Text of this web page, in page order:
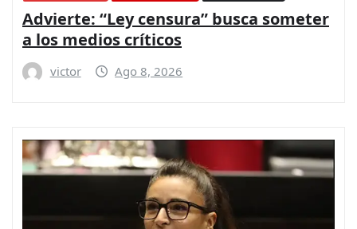
Advierte: “Ley censura” busca someter
a los medios críticos
victor Ago 8, 2026